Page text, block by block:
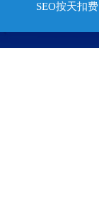
SEO按天扣费